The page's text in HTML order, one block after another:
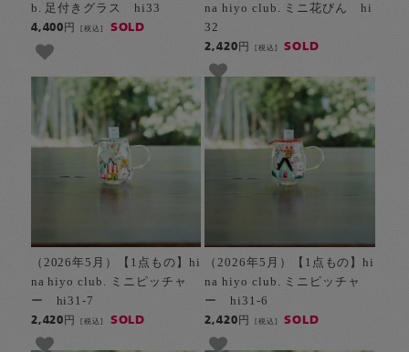
b. 足付きグラス hi33
4,400円[税込] SOLD
na hiyo club. ミニ花びん hi
32
2,420円 [税込] SOLD
（2026年5月）【1点もの】hi
na hiyo club. ミニピッチャ
ー hi31-7
2,420円[税込] SOLD
（2026年5月）【1点もの】hi
na hiyo club. ミニピッチャ
ー hi31-6
2,420円 [税込] SOLD